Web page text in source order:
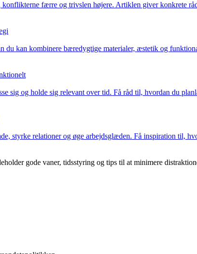
færre og trivslen højere. Artiklen giver konkrete
kan kombinere bæredygtige materialer, æstetik og
sig og holde sig relevant over tid. Få råd til, hvordan du
styrke relationer og øge arbejdsglæden. Få inspiration til,
gode vaner, tidsstyring og tips til at minimere